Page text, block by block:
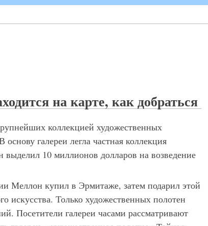
на карте, как добраться
коллекцией художественных
галереи легла частная коллекция
10 миллионов долларов на возведение
Меллон купил в Эрмитаже, затем подарил этой
искусства. Только художественных полотен
Посетители галереи часами рассматривают